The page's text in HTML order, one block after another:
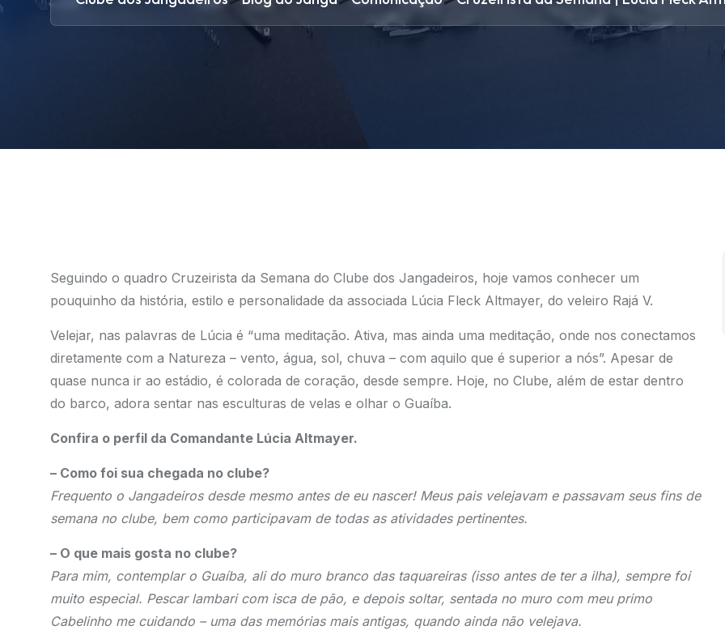
Seguindo o quadro Cruzeirista da Semana do Clube dos Jangadeiros, hoje vamos conhecer um
pouquinho da história, estilo e personalidade da associada Lúcia Fleck Altmayer, do veleiro Rajá V.
Velejar, nas palavras de Lúcia é “uma meditação. Ativa, mas ainda uma meditação, onde nos conectamos
diretamente com a Natureza – vento, água, sol, chuva – com aquilo que é superior a nós”. Apesar de
quase nunca ir ao estádio, é colorada de coração, desde sempre. Hoje, no Clube, além de estar dentro
do barco, adora sentar nas esculturas de velas e olhar o Guaíba.
Confira o perfil da Comandante Lúcia Altmayer.
– Como foi sua chegada no clube?
Frequento o Jangadeiros desde mesmo antes de eu nascer! Meus pais velejavam e passavam seus fins de
semana no clube, bem como participavam de todas as atividades pertinentes.
– O que mais gosta no clube?
Para mim, contemplar o Guaíba, ali do muro branco das taquareiras (isso antes de ter a ilha), sempre foi
muito especial. Pescar lambari com isca de pão, e depois soltar, sentada no muro com meu primo
Cabelinho me cuidando – uma das memórias mais antigas, quando ainda não velejava.